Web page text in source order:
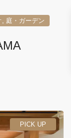
庭・ガーデン
PICK UP